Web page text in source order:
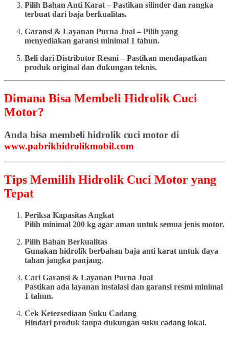
Pilih Bahan Anti Karat – Pastikan silinder dan rangka
terbuat dari baja berkualitas.
Garansi & Layanan Purna Jual – Pilih yang
menyediakan garansi minimal 1 tahun.
Beli dari Distributor Resmi – Pastikan mendapatkan
produk original dan dukungan teknis.
Dimana Bisa Membeli Hidrolik Cuci
Motor?
Anda bisa membeli hidrolik cuci motor di
www.pabrikhidrolikmobil.com
Tips Memilih Hidrolik Cuci Motor yang
Tepat
Periksa Kapasitas Angkat
Pilih minimal 200 kg agar aman untuk semua jenis motor.
Pilih Bahan Berkualitas
Gunakan hidrolik berbahan baja anti karat untuk daya
tahan jangka panjang.
Cari Garansi & Layanan Purna Jual
Pastikan ada layanan instalasi dan garansi resmi minimal
1 tahun.
Cek Ketersediaan Suku Cadang
Hindari produk tanpa dukungan suku cadang lokal.